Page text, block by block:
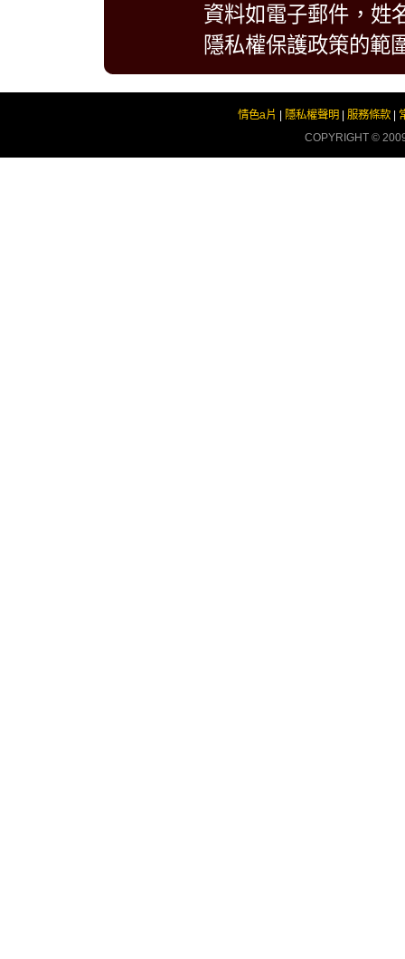
資料如電子郵件，姓
隱私權保護政策的範
情色a片 隱私權聲明 服務條款
COPYRIGHT ©